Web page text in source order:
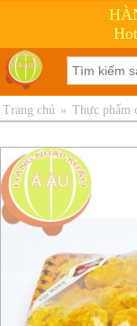
Trang chủ » Thực phẩm